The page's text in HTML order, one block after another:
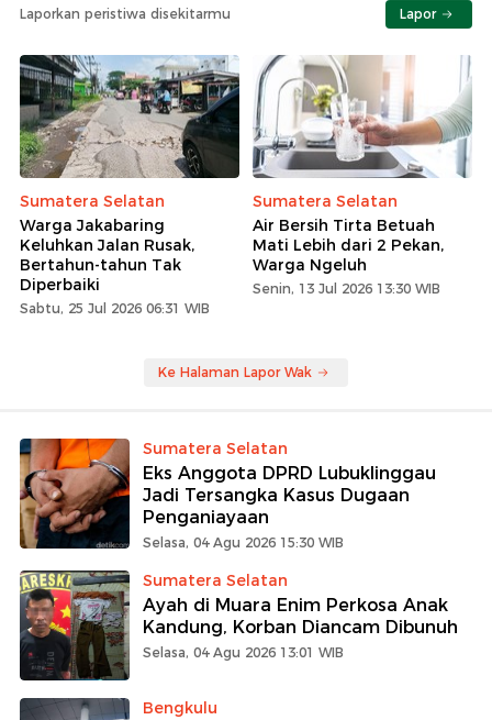
Laporkan peristiwa disekitarmu Lapor
Sumatera Selatan
Warga Jakabaring
Keluhkan Jalan Rusak,
Bertahun-tahun Tak
Diperbaiki
Sabtu, 25 Jul 2026 06:31 WIB
Sumatera Selatan
Air Bersih Tirta Betuah
Mati Lebih dari 2 Pekan,
Warga Ngeluh
Senin, 13 Jul 2026 13:30 WIB
Ke Halaman Lapor Wak
Sumatera Selatan
Eks Anggota DPRD Lubuklinggau
Jadi Tersangka Kasus Dugaan
Penganiayaan
Selasa, 04 Agu 2026 15:30 WIB
Sumatera Selatan
Ayah di Muara Enim Perkosa Anak
Kandung, Korban Diancam Dibunuh
Selasa, 04 Agu 2026 13:01 WIB
Bengkulu